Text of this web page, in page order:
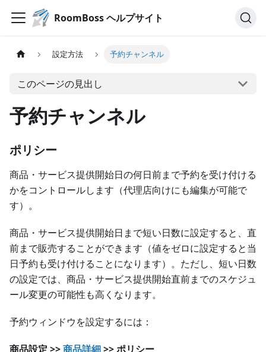
RoomBoss ヘルプサイト
設定方法 予約チャンネル
このページの見出し
予約チャンネル
ポリシー
商品・サービス提供開始日の何日前まで予約を受け付ける
かをコントロールします（代理店向けにも編集が可能で
す）。
商品・サービス提供開始日まで短い日数に設定すると、直
前まで販売することができます（値をゼロに設定すると当
日予約も受け付けることになります）。ただし、短い日数
の設定では、商品・サービス提供開始直前までのスケジュ
ール変更の可能性も高くなります。
予約ウィンドウを設定するには：
商品設定 >>商品詳細>> ポリシー